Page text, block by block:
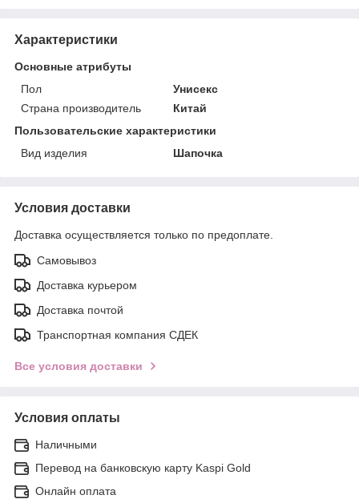
Характеристики
Основные атрибуты
Пол
Унисекс
Страна производитель
Китай
Пользовательские характеристики
Вид изделия
Шапочка
Условия доставки
Доставка осуществляется только по предоплате.
Самовывоз
Доставка курьером
Доставка почтой
Транспортная компания СДЕК
Все условия доставки
Условия оплаты
Наличными
Перевод на банковскую карту Kaspi Gold
Онлайн оплата